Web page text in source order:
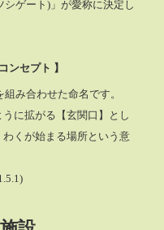
シゲート)」が愛称に決定し
ンセプト 】
み合わせた命名です。
に拡がる【玄関口】とし
くが始まる場所という意